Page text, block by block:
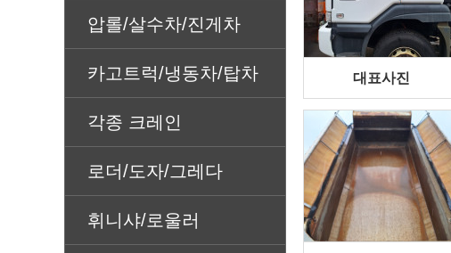
압롤/살수차/진게차
카고트럭/냉동차/탑차
각종 크레인
로더/도자/그레다
휘니샤/로울러
대표사진